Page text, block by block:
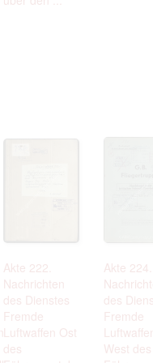
Akte 222.
Nachrichten
des Dienstes
Fremde
Luftwaffen Ost
des
Akte 224.
des
Fremde
West des